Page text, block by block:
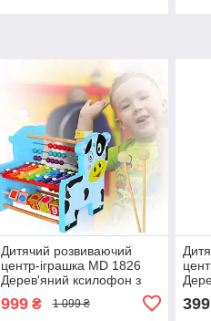
Дитячий розвиваючий
центр-іграшка MD 1826
Дерев'яний ксилофон з
999₴ 1 099 ₴ 399